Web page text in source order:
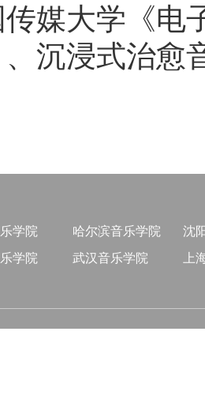
传媒大学《电
、沉浸式治愈
学院 哈尔滨音乐学院
沈
学院 武汉音乐学院 上